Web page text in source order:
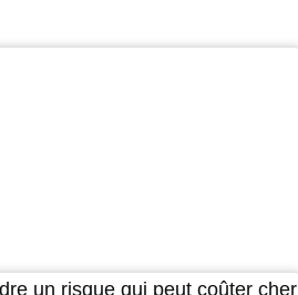
un risque qui peut coûter cher